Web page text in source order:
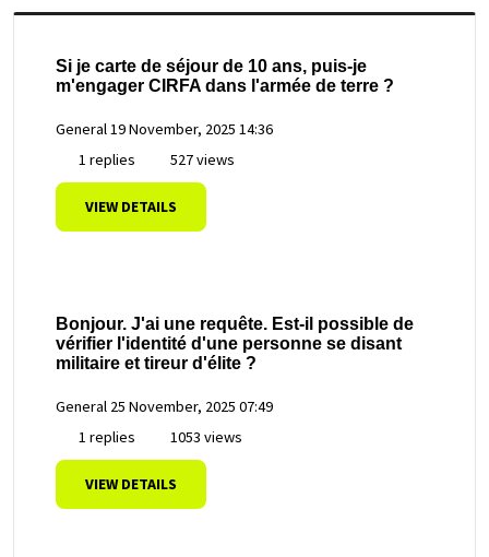
Si je carte de séjour de 10 ans, puis-je
m'engager CIRFA dans l'armée de terre ?
General19 November, 2025 14:36
1 replies
527 views
VIEW DETAILS
Bonjour. J'ai une requête. Est-il possible de
vérifier l'identité d'une personne se disant
militaire et tireur d'élite ?
General 25 November, 2025 07:49
1 replies
1053 views
VIEW DETAILS